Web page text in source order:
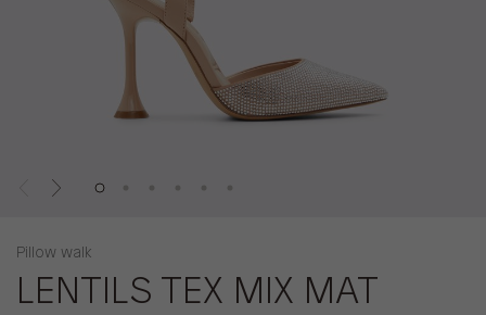
Pillow walk
LENTILS TEX MIX MAT